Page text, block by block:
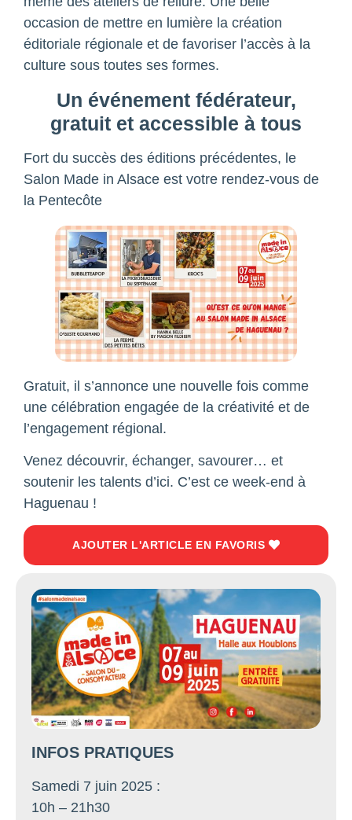
occasion de mettre en lumière la création
éditoriale régionale et de favoriser l’accès à la
culture sous toutes ses formes.
Un événement fédérateur,
gratuit et accessible à tous
Fort du succès des éditions précédentes, le
Salon Made in Alsace est votre rendez-vous de
la Pentecôte
Gratuit, il s’annonce une nouvelle fois comme
une célébration engagée de la créativité et de
l’engagement régional.
Venez découvrir, échanger, savourer… et
soutenir les talents d’ici. C’est ce week-end à
Haguenau !
AJOUTER L'ARTICLE EN FAVORIS
INFOS PRATIQUES
Samedi 7 juin 2025 :
10h – 21h30